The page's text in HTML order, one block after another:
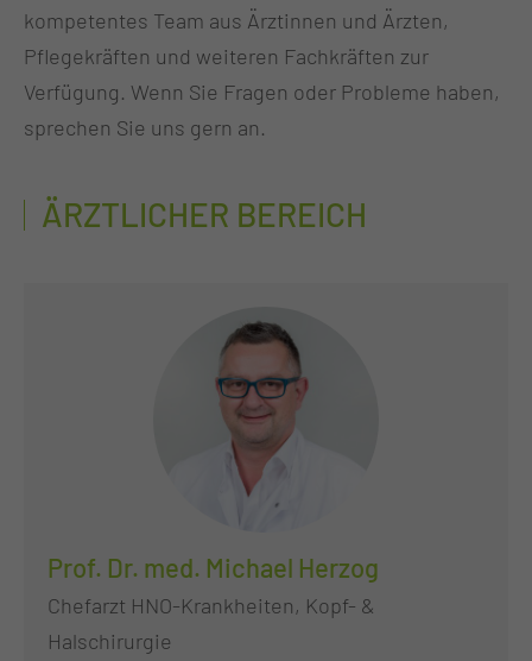
kompetentes Team aus Ärztinnen und Ärzten,
Pflegekräften und weiteren Fachkräften zur
Verfügung. Wenn Sie Fragen oder Probleme haben,
sprechen Sie uns gern an.
ÄRZTLICHER BEREICH
Prof. Dr. med. Michael Herzog
Chefarzt HNO-Krankheiten, Kopf- &
Halschirurgie